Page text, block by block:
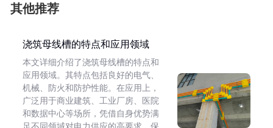
其他推荐
浇筑母线槽的特点和应用领域
本文详细介绍了浇筑母线槽的特点和
应用领域。其特点包括良好的电气、
机械、防火和防护性能。在应用上，
广泛用于商业建筑、工业厂房、医院
和数据中心等场所，凭借自身优势满